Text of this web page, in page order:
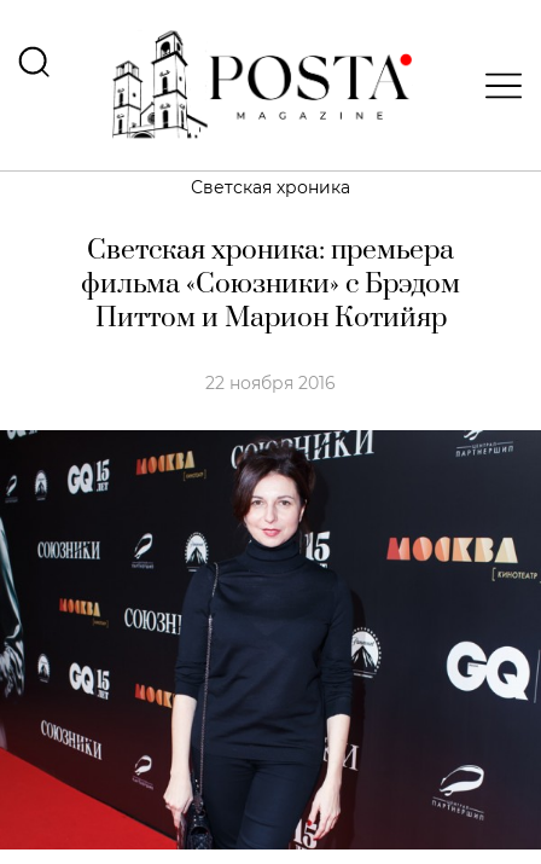
Светская хроника
Светская хроника: премьера
фильма «Союзники» с Брэдом
Питтом и Марион Котийяр
22 ноября 2016